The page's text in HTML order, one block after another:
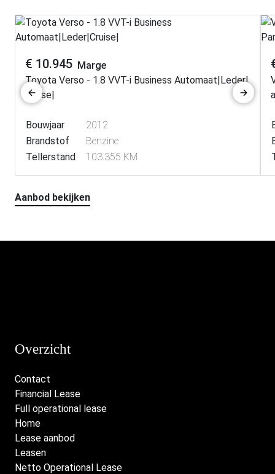
€ 10.945 Marge
Toyota Verso - 1.8 VVT-i Business Automaat|Leder|
Cruise|
Bouwjaar
2012
Brandstof
Benzine
Tellerstand
103.355 KM
Aanbod bekijken
Overzicht
Contact
Financial Lease
Full operational lease
Home
Lease aanbod
Leasen
Netto Operational Lease